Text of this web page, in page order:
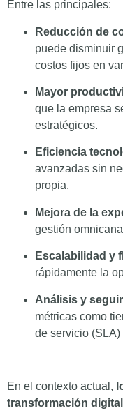
Entre las principales:
Reducción de
puede disminuir
costos fijos en
Mayor
que la empresa
estratégicos.
Eficiencia
avanzadas sin
propia.
Mejora de la
gestión
Escalabilidad y
rápidamente la
Análisis y
métricas como
de servicio
En el contexto actual,
transformación digital